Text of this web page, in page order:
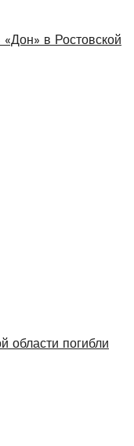
в Ростовской
области погибли